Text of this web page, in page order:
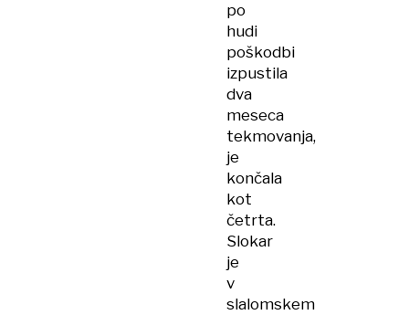
po
hudi
poškodbi
izpustila
dva
meseca
tekmovanja,
je
končala
kot
četrta.
Slokar
je
v
slalomskem